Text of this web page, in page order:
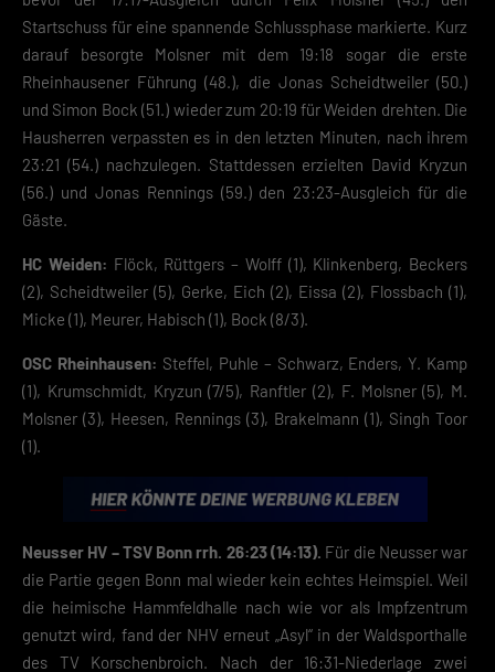
Startschuss für eine spannende Schlussphase markierte. Kurz
darauf besorgte Molsner mit dem 19:18 sogar die erste
Rheinhausener Führung (48.), die Jonas Scheidtweiler (50.)
und Simon Bock (51.) wieder zum 20:19 für Weiden drehten. Die
Hausherren verpassten es in den letzten Minuten, nach ihrem
23:21 (54.) nachzulegen. Stattdessen erzielten David Kryzun
(56.) und Jonas Rennings (59.) den 23:23-Ausgleich für die
Gäste.
HC Weiden: Flöck, Rüttgers – Wolff (1), Klinkenberg, Beckers
(2), Scheidtweiler (5), Gerke, Eich (2), Eissa (2), Flossbach (1),
Micke (1), Meurer, Habisch (1), Bock (8/3).
OSC Rheinhausen: Steffel, Puhle – Schwarz, Enders, Y. Kamp
(1), Krumschmidt, Kryzun (7/5), Ranftler (2), F. Molsner (5), M.
Molsner (3), Heesen, Rennings (3), Brakelmann (1), Singh Toor
(1).
Neusser HV – TSV Bonn rrh. 26:23 (14:13). Für die Neusser war
die Partie gegen Bonn mal wieder kein echtes Heimspiel. Weil
die heimische Hammfeldhalle nach wie vor als Impfzentrum
genutzt wird, fand der NHV erneut „Asyl“ in der Waldsporthalle
des TV Korschenbroich. Nach der 16:31-Niederlage zwei
Zustimmung zur Cookie-Verwendung unser Angebot nicht nutzen
Wenn du unter 16 Jahre alt bist und deine Zustimmung zu freiwilligen
Diensten geben möchtest, musst du deine Erziehungsberechtigten um
Erlaubnis bitten.
Hier finden Sie eine Übersicht über alle verwendeten Cookies. Sie
Ihre Einwilligung zu ganzen Kategorien geben oder sich weitere
Informationen anzeigen lassen und so nur bestimmte Cookies
auswählen.
Zurück
Datenschutzeinstellungen
Essenziell (2)
einwandfreie Funktion der Website erforderlich.
Cookie-Informationen anzeigen